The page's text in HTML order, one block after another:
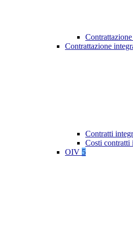
Contrattazione
Contratti
Costi contratti
OIV 5